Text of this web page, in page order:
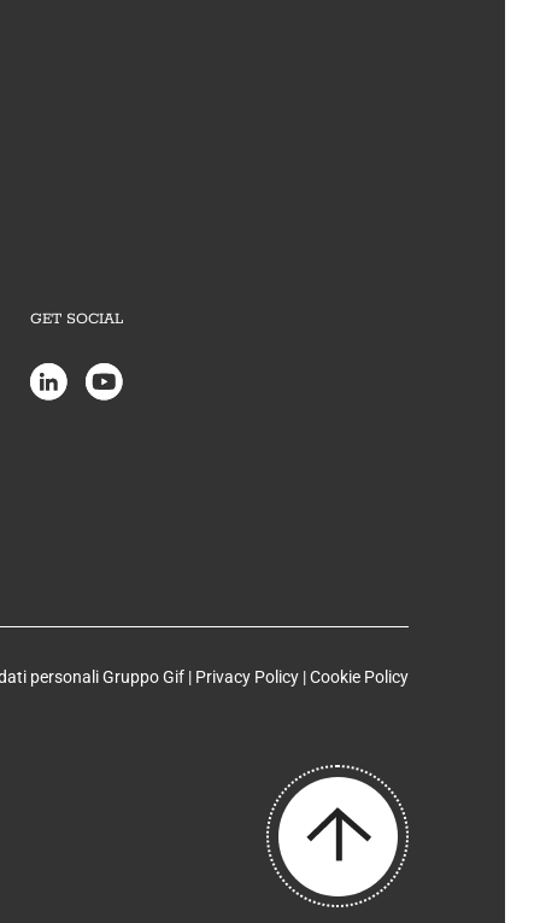
GET SOCIAL
personali Gruppo Gif | Privacy Policy|Cookie Policy